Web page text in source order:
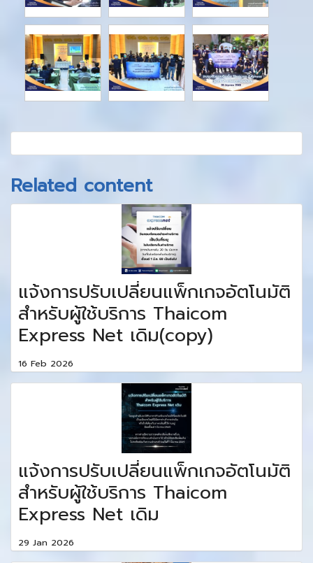
Related content
แจ้งการปรับเปลี่ยนแพ็กเกจอัตโนมัติ
สำหรับผู้ใช้บริการ Thaicom
Express Net เดิม(copy)
16 Feb 2026
แจ้งการปรับเปลี่ยนแพ็กเกจอัตโนมัติ
สำหรับผู้ใช้บริการ Thaicom
Express Net เดิม
29 Jan 2026